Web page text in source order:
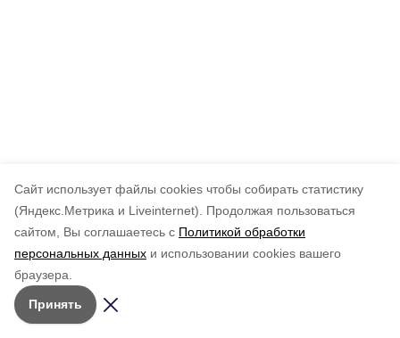
Cайт использует файлы cookies чтобы собирать статистику
(Яндекс.Метрика и Liveinternet).
Продолжая пользоваться
сайтом, Вы соглашаетесь с Политикой обработки
персональных данных и использовании cookies вашего
браузера.
Принять